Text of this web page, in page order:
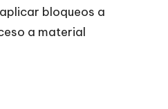
bloqueos a
a material